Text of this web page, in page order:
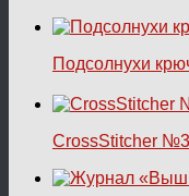
Подсолнухи
CrossStitcher